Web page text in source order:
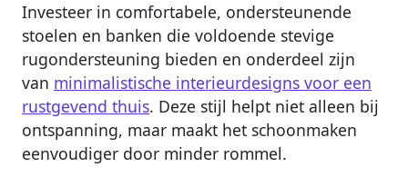
Investeer in comfortabele, ondersteunende
stoelen en banken die voldoende stevige
rugondersteuning bieden en onderdeel zijn
van minimalistische interieurdesigns voor een
rustgevend thuis. Deze stijl helpt niet alleen bij
ontspanning, maar maakt het schoonmaken
eenvoudiger door minder rommel.